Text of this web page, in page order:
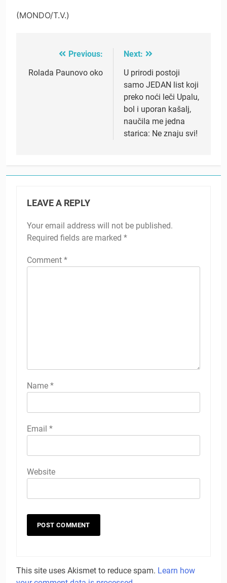
(MONDO/T.V.)
navigation
Previous:
Rolada Paunovo oko
Next:
U prirodi postoji
samo JEDAN list koji
preko noći leči Upalu,
bol i uporan kašalj,
naučila me jedna
starica: Ne znaju svi!
LEAVE A REPLY
Your email address will not be published.
Required fields are marked *
Comment *
Name *
Email *
Website
This site uses Akismet to reduce spam. Learn how